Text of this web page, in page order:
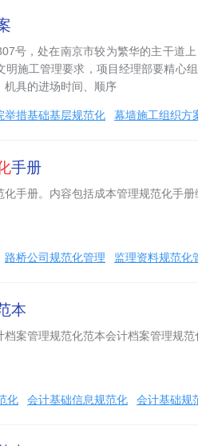
号，处在南京市较为繁华的主干道
明施工管理要求，项目经理部要精心
机具的进场时间、顺序
举措基础基层规范化 幕墙施工组织方
手册
手册。内容包括成本管理规范化手册
路桥公司规范化管理 监理资料规范化
本
案管理规范化范本会计档案管理规
化 会计基础信息规范化 会计基础规